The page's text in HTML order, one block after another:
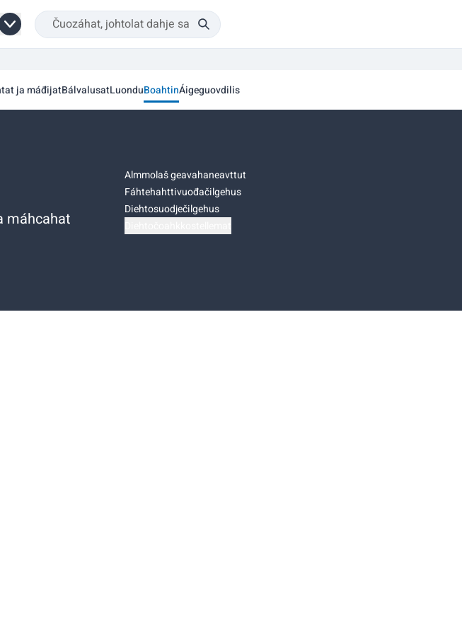
ja máđijatBálvalusatLuonduBoahtinÁigeguovdilis
máhcahat
Almmolaš geavahaneavttut
Fáhtehahttivuođačilgehus
Diehtosuodječilgehus